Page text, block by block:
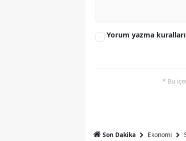
Yorum yazma
* Bu
Son Dakika Ekonomi